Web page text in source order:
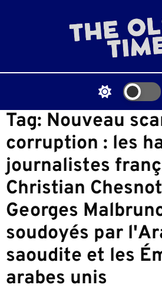
Tag: Nouveau
corruption : les
journalistes
Christian
Georges
soudoyés par
saoudite et les
arabes unis